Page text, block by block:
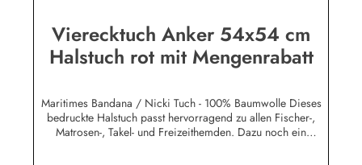
Vierecktuch Anker 54x54 cm
Halstuch rot mit Mengenrabatt
Maritimes Bandana / Nicki Tuch - 100% Baumwolle Dieses
bedruckte Halstuch passt hervorragend zu allen Fischer-,
Matrosen-, Takel- und Freizeithemden. Dazu noch ein